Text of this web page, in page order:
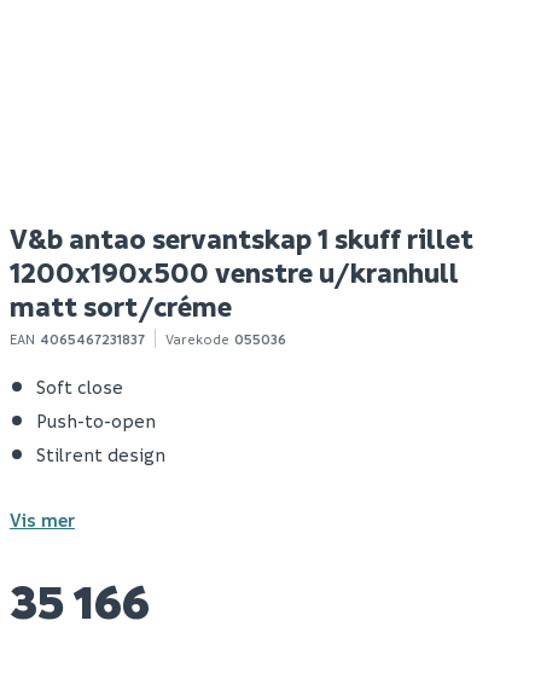
V&b antao servantskap 1 skuff rillet
1200x190x500 venstre u/kranhull
matt sort/créme
EAN 4065467231837 Varekode 055036
Soft close
Push-to-open
Stilrent design
Vis mer
35 166